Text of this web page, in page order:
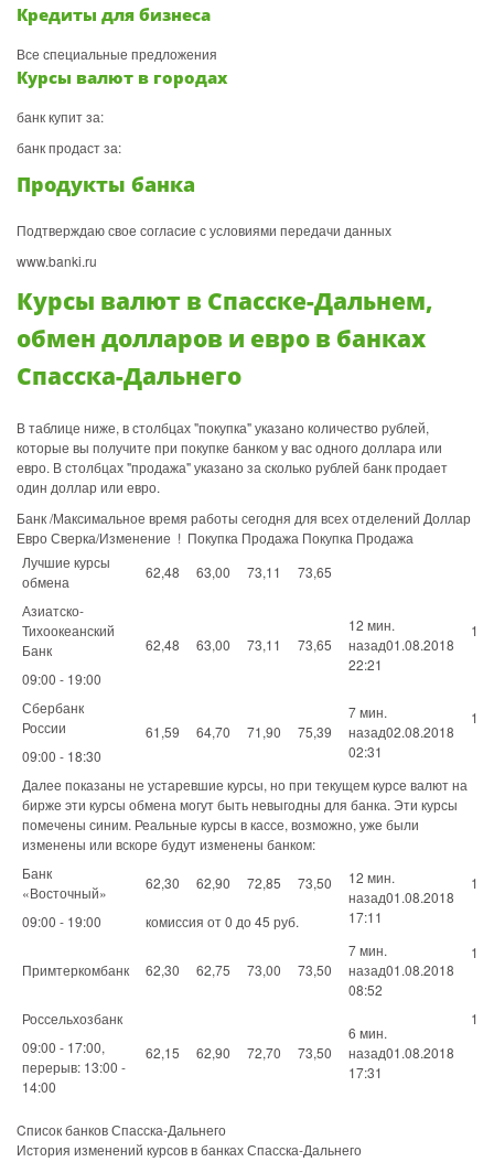
Кредиты для бизнеса
Все специальные предложения
Курсы валют в городах
банк купит за:
банк продаст за:
Продукты банка
Подтверждаю свое согласие с условиями передачи данных
www.banki.ru
Курсы валют в Спасске-Дальнем,
обмен долларов и евро в банках
Спасска-Дальнего
В таблице ниже, в столбцах "покупка" указано количество рублей,
которые вы получите при покупке банком у вас одного доллара или
евро. В столбцах "продажа" указано за сколько рублей банк продает
один доллар или евро.
Банк /Максимальное время работы сегодня для всех отделений Доллар
Евро Сверка/Изменение ! Покупка Продажа Покупка Продажа
Лучшие курсы
обмена
62,48 63,00 73,11 73,65
Азиатско-
Тихоокеанский
Банк
62,48 63,00 73,11 73,65
12 мин.
назад01.08.2018
22:21
1
09:00 - 19:00
Сбербанк
России
61,59 64,70 71,90 75,39
7 мин.
назад02.08.2018
02:31
1
09:00 - 18:30
Далее показаны не устаревшие курсы, но при текущем курсе валют на
бирже эти курсы обмена могут быть невыгодны для банка. Эти курсы
помечены синим. Реальные курсы в кассе, возможно, уже были
изменены или вскоре будут изменены банком:
Банк
«Восточный»
62,30 62,90 72,85 73,50
12 мин.
назад01.08.2018
17:11
1
09:00 - 19:00 комиссия от 0 до 45 руб.
Примтеркомбанк 62,30 62,75 73,00 73,50
7 мин.
назад01.08.2018
08:52
1
Россельхозбанк
62,15
62,90 72,70 73,50
6 мин.
назад01.08.2018
17:31
1
09:00 - 17:00,
перерыв: 13:00 -
14:00
Cписок банков Спасска-Дальнего
История изменений курсов в банках Спасска-Дальнего